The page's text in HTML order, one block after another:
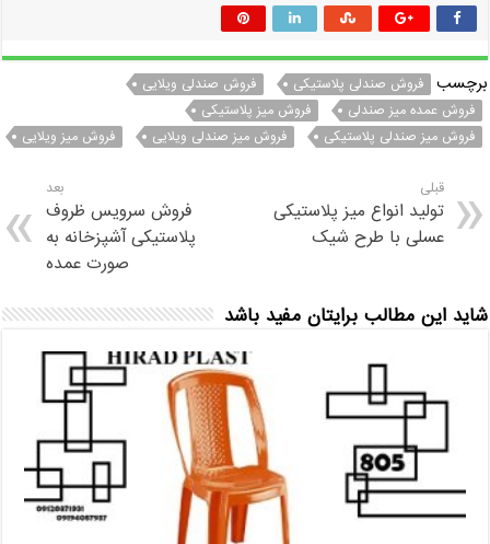
برچسب فروش صندلی پلاستیکی
فروش صندلی ویلایی
فروش عمده میز صندلی
فروش میز پلاستیکی
فروش میز صندلی پلاستیکی
فروش میز صندلی ویلایی فروش میز ویلایی
قبلی
تولید انواع میز پلاستیکی
عسلی با طرح شیک
بعد
فروش سرویس ظروف
پلاستیکی آشپزخانه به
صورت عمده
شاید این مطالب برایتان مفید باشد